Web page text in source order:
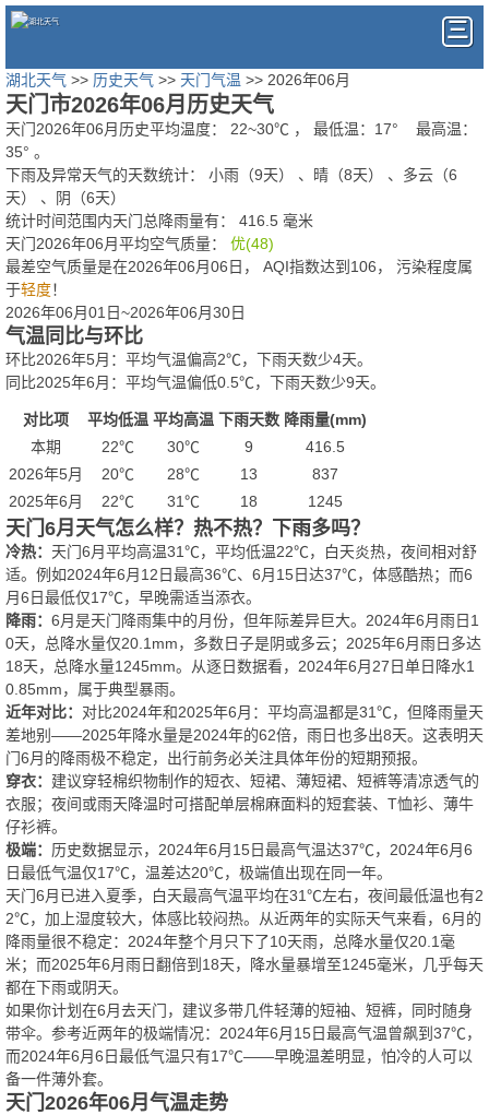
湖北天气 >> 历史天气 >> 天门气温 >> 2026年06月
天门市2026年06月历史天气
天门2026年06月历史平均温度： 22~30℃ ， 最低温： 17° 最高温：
35° 。
下雨及异常天气的天数统计： 小雨（9天） 、晴（8天） 、多云（6
天） 、阴（6天）
统计时间范围内天门总降雨量有： 416.5 毫米
天门2026年06月平均空气质量： 优(48)
最差空气质量是在2026年06月06日， AQI指数达到106， 污染程度属
于轻度！
2026年06月01日~2026年06月30日
气温同比与环比
环比2026年5月：平均气温偏高2℃，下雨天数少4天。
同比2025年6月：平均气温偏低0.5℃，下雨天数少9天。
对比项 平均低温 平均高温 下雨天数 降雨量(mm)
本期
22℃ 30℃ 9
416.5
2026年5月
20℃ 28℃ 13
837
2025年6月
22℃ 31℃ 18 1245
天门6月天气怎么样？热不热？下雨多吗？
冷热： 天门6月平均高温31℃，平均低温22℃，白天炎热，夜间相对舒
适。例如2024年6月12日最高36℃、6月15日达37℃，体感酷热；而6
月6日最低仅17℃，早晚需适当添衣。
降雨： 6月是天门降雨集中的月份，但年际差异巨大。2024年6月雨日1
0天，总降水量仅20.1mm，多数日子是阴或多云；2025年6月雨日多达
18天，总降水量1245mm。从逐日数据看，2024年6月27日单日降水1
0.85mm，属于典型暴雨。
近年对比： 对比2024年和2025年6月：平均高温都是31℃，但降雨量天
差地别——2025年降水量是2024年的62倍，雨日也多出8天。这表明天
门6月的降雨极不稳定，出行前务必关注具体年份的短期预报。
穿衣： 建议穿轻棉织物制作的短衣、短裙、薄短裙、短裤等清凉透气的
衣服；夜间或雨天降温时可搭配单层棉麻面料的短套装、T恤衫、薄牛
仔衫裤。
极端： 历史数据显示，2024年6月15日最高气温达37℃，2024年6月6
日最低气温仅17℃，温差达20℃，极端值出现在同一年。
天门6月已进入夏季，白天最高气温平均在31℃左右，夜间最低温也有2
2℃，加上湿度较大，体感比较闷热。从近两年的实际天气来看，6月的
降雨量很不稳定：2024年整个月只下了10天雨，总降水量仅20.1毫
米；而2025年6月雨日翻倍到18天，降水量暴增至1245毫米，几乎每天
都在下雨或阴天。
如果你计划在6月去天门，建议多带几件轻薄的短袖、短裤，同时随身
带伞。参考近两年的极端情况：2024年6月15日最高气温曾飙到37℃，
而2024年6月6日最低气温只有17℃——早晚温差明显，怕冷的人可以
备一件薄外套。
天门2026年06月气温走势